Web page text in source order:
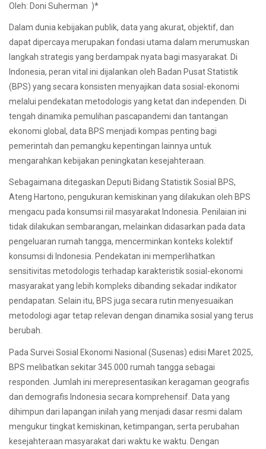
Oleh: Doni Suherman )*
Dalam dunia kebijakan publik, data yang akurat, objektif, dan
dapat dipercaya merupakan fondasi utama dalam merumuskan
langkah strategis yang berdampak nyata bagi masyarakat. Di
Indonesia, peran vital ini dijalankan oleh Badan Pusat Statistik
(BPS) yang secara konsisten menyajikan data sosial-ekonomi
melalui pendekatan metodologis yang ketat dan independen. Di
tengah dinamika pemulihan pascapandemi dan tantangan
ekonomi global, data BPS menjadi kompas penting bagi
pemerintah dan pemangku kepentingan lainnya untuk
mengarahkan kebijakan peningkatan kesejahteraan.
Sebagaimana ditegaskan Deputi Bidang Statistik Sosial BPS,
Ateng Hartono, pengukuran kemiskinan yang dilakukan oleh BPS
mengacu pada konsumsi riil masyarakat Indonesia. Penilaian ini
tidak dilakukan sembarangan, melainkan didasarkan pada data
pengeluaran rumah tangga, mencerminkan konteks kolektif
konsumsi di Indonesia. Pendekatan ini memperlihatkan
sensitivitas metodologis terhadap karakteristik sosial-ekonomi
masyarakat yang lebih kompleks dibanding sekadar indikator
pendapatan. Selain itu, BPS juga secara rutin menyesuaikan
metodologi agar tetap relevan dengan dinamika sosial yang terus
berubah.
Pada Survei Sosial Ekonomi Nasional (Susenas) edisi Maret 2025,
BPS melibatkan sekitar 345.000 rumah tangga sebagai
responden. Jumlah ini merepresentasikan keragaman geografis
dan demografis Indonesia secara komprehensif. Data yang
dihimpun dari lapangan inilah yang menjadi dasar resmi dalam
mengukur tingkat kemiskinan, ketimpangan, serta perubahan
kesejahteraan masyarakat dari waktu ke waktu. Dengan